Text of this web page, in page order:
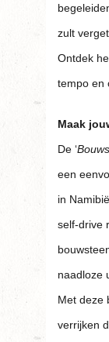
zult
Ontdek
tempo en
Maak
De ‘
een
in
self-drive
naadloze
Met deze
verrijken